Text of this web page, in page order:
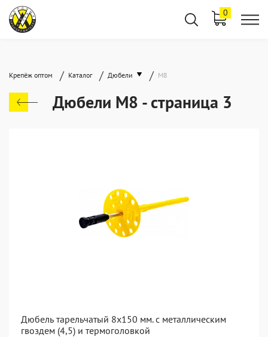
0
Крепёж оптом / Каталог / Дюбели / М8
Дюбели М8 - страница 3
Дюбель тарельчатый 8x150 мм. c металлическим
гвоздем (4,5) и термоголовкой